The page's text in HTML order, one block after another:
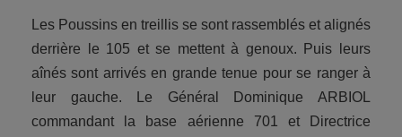
Les Poussins en treillis se sont rassemblés et alignés
derrière le 105 et se mettent à genoux. Puis leurs
aînés sont arrivés en grande tenue pour se ranger à
leur gauche. Le Général Dominique ARBIOL
commandant la base aérienne 701 et Directrice